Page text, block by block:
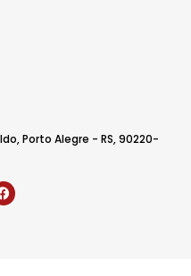
Porto Alegre - RS, 90220-